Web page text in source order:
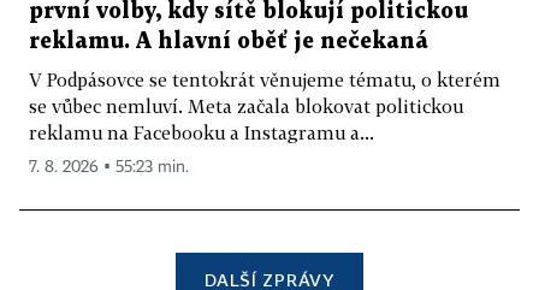
první volby, kdy sítě blokují politickou
reklamu. A hlavní oběť je nečekaná
V Podpásovce se tentokrát věnujeme tématu, o kterém
se vůbec nemluví. Meta začala blokovat politickou
reklamu na Facebooku a Instagramu a...
7. 8. 2026 ▪ 55:23 min.
DALŠÍ ZPRÁVY